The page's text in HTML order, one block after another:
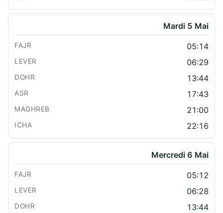
Mardi 5 Mai
05:14
06:29
13:44
17:43
21:00
22:16
Mercredi 6 Mai
05:12
06:28
13:44